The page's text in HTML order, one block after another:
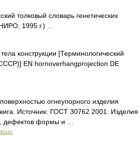
толковый словарь генетических
1995 г.) …
конструкции [Терминологический
EN hornoverhangprojection DE
огнеупорного изделия
Источник: ГОСТ 30762 2001: Изделия
дефектов формы и …